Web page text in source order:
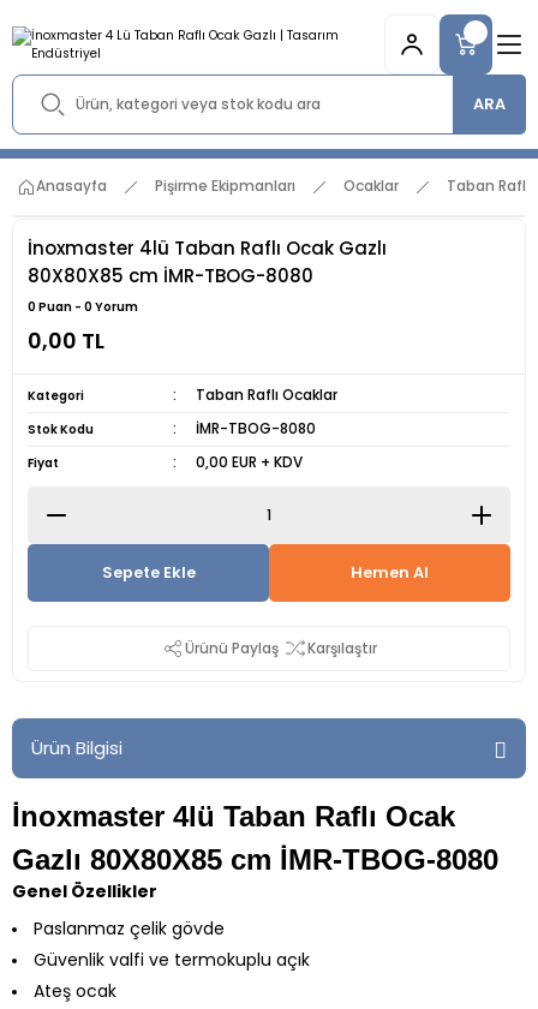
ARA
Anasayfa Pişirme Ekipmanları Ocaklar Taban Raflı
İnoxmaster 4lü Taban Raflı Ocak Gazlı
80X80X85 cm İMR-TBOG-8080
0 Puan - 0 Yorum
0,00 TL
Kategori Taban Raflı Ocaklar
Stok Kodu İMR-TBOG-8080
Fiyat 0,00 EUR + KDV
Sepete Ekle Hemen Al
Ürünü Paylaş Karşılaştır
Ürün Bilgisi
İnoxmaster 4lü Taban Raflı Ocak
Gazlı 80X80X85 cm İMR-TBOG-8080
Genel Özellikler
Paslanmaz çelik gövde
Güvenlik valfi ve termokuplu açık
Ateş ocak